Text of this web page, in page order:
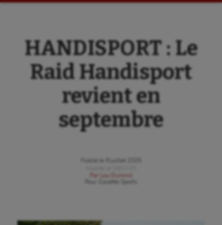
HANDISPORT : Le
Raid Handisport
revient en
septembre
Publié le
9 juillet 2025
Par
Lou Duminil
Gazette Sports